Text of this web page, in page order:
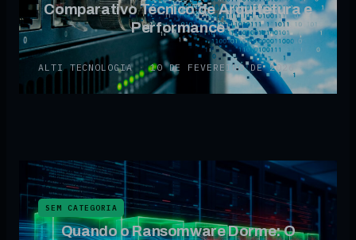
Comparativo Técnico de Arquitetura e
Performance
ALTI TECNOLOGIA · 10 DE FEVEREIRO DE 2026
SEM CATEGORIA
Quando o Ransomware Dorme: O